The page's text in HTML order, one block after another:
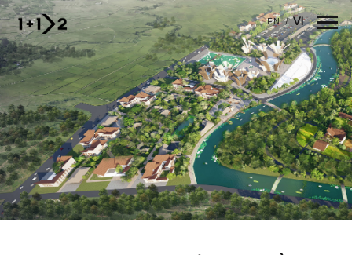
Nhảy đến nội dung
EN / VI